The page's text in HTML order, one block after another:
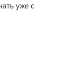
уже с